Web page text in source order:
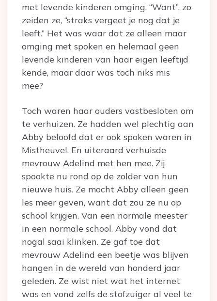
met levende kinderen omging. “Want”, zo
zeiden ze, “straks vergeet je nog dat je
leeft.” Het was waar dat ze alleen maar
omging met spoken en helemaal geen
levende kinderen van haar eigen leeftijd
kende, maar daar was toch niks mis
mee?
Toch waren haar ouders vastbesloten om
te verhuizen. Ze hadden wel plechtig aan
Abby beloofd dat er ook spoken waren in
Mistheuvel. En uiteraard verhuisde
mevrouw Adelind met hen mee. Zij
spookte nu rond op de zolder van hun
nieuwe huis. Ze mocht Abby alleen geen
les meer geven, want dat zou ze nu op
school krijgen. Van een normale meester
in een normale school. Abby vond dat
nogal saai klinken. Ze gaf toe dat
mevrouw Adelind een beetje was blijven
hangen in de wereld van honderd jaar
geleden. Ze wist niet wat het internet
was en vond zelfs de stofzuiger al veel te